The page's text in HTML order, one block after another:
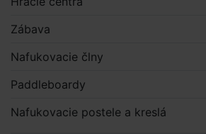
Zábava
Nafukovacie člny
Paddleboardy
Nafukovacie postele a kreslá